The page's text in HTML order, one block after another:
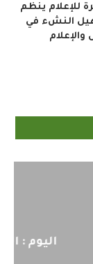
للإعلام ينظم
النشء في
والإعلام